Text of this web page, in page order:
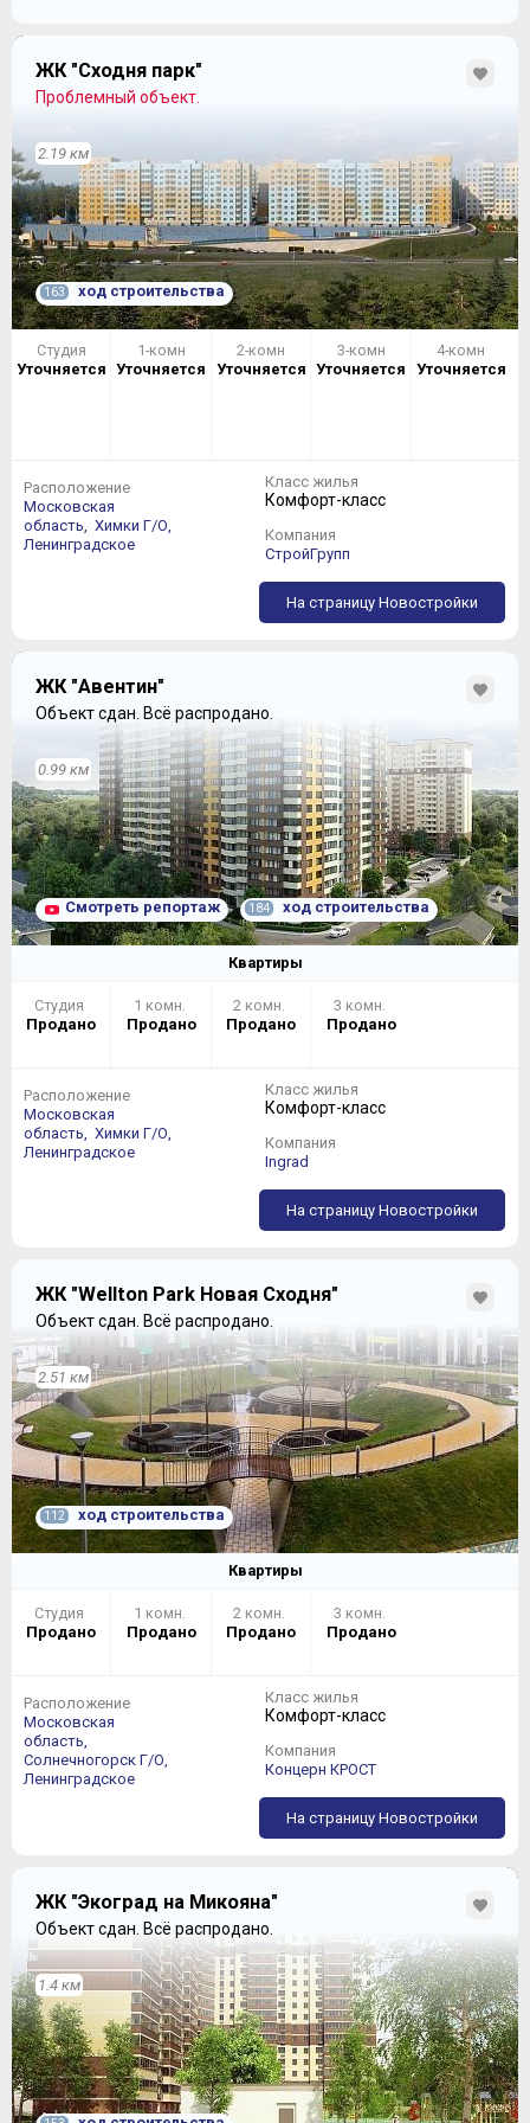
ЖК "Сходня парк"
Проблемный объект.
2.19 км
163 ход строительства
Студия
Уточняется
1-комн
Уточняется
2-комн
Уточняется
3-комн
Уточняется
4-комн
Уточняется
Расположение
Московская
область,
Химки Г/О,
Ленинградское
Класс жилья
Комфорт-класс
Компания
СтройГрупп
На страницу Новостройки
ЖК "Авентин"
Объект сдан. Всё распродано.
0.99 км
Смотреть репортаж 184 ход строительства
Квартиры
Студия
Продано
1 комн.
Продано
2 комн.
Продано
3 комн.
Продано
Расположение
Московская
область,
Химки Г/О,
Ленинградское
Класс жилья
Комфорт-класс
Компания
Ingrad
На страницу Новостройки
ЖК "Wellton Park Новая Сходня"
Объект сдан. Всё распродано.
2.51 км
112 ход строительства
Квартиры
Студия
Продано
1 комн.
Продано
2 комн.
Продано
3 комн.
Продано
Расположение
Московская
область,
Солнечногорск Г/О,
Ленинградское
Класс жилья
Комфорт-класс
Компания
Концерн КРОСТ
На страницу Новостройки
ЖК "Экоград на Микояна"
Объект сдан. Всё распродано.
1.4 км